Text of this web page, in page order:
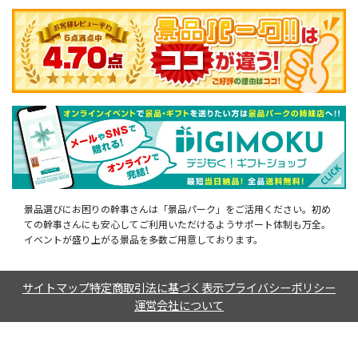
景品選びにお困りの幹事さんは「景品パーク」をご活用ください。初め
ての幹事さんにも安心してご利用いただけるようサポート体制も万全。
イベントが盛り上がる景品を多数ご用意しております。
サイトマップ特定商取引法に基づく表示プライバシーポリシー
運営会社について